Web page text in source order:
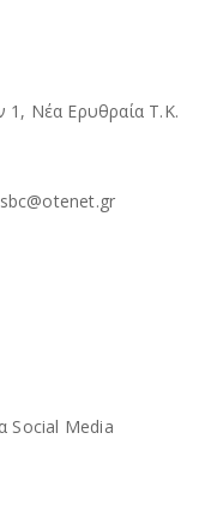
1, Νέα Ερυθραία Τ.Κ.
Social Media